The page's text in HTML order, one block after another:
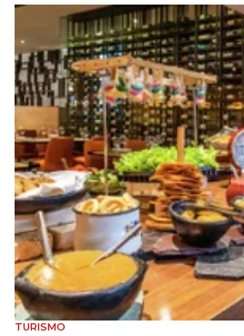
TURISMO